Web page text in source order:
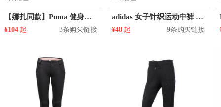
【娜扎同款】Puma 健身修身瑜伽顺滑紧身裤 519578
¥104 起 3条购买链接
adidas 女子针织运动中裤 AY6602
¥48 起 9条购买链接